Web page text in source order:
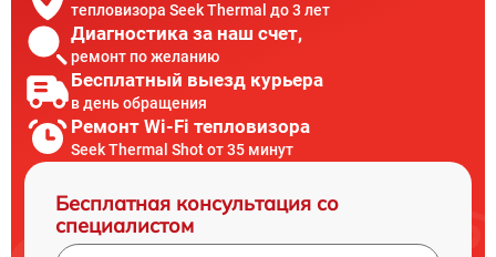
тепловизора Seek Thermal до 3 лет
Диагностика за наш счет,
ремонт по желанию
Бесплатный выезд курьера
в день обращения
Ремонт Wi-Fi тепловизора
Seek Thermal Shot от 35 минут
Бесплатная консультация со
специалистом